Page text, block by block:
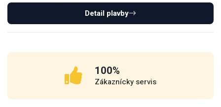
Detail plavby
100%
Zákaznícky servis